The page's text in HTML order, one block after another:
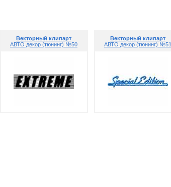
Векторный клипарт
АВТО декор (тюнинг) №50
Векторный клипарт
АВТО декор (тюнинг) №51